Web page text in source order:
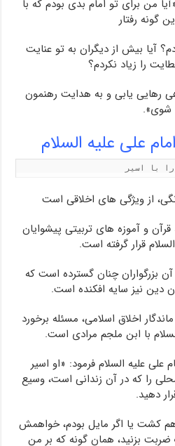
من برای تو امام بدی بودم که با
گونه رفتار
آیا بیش از دیگران به تو عنایت
را زیاد نکردم؟
رهایی یابی و به هدایت رهنمون
شوی».
علی علیه السلام
با اسیر
از ویژگی های اخلاقی است
و آموزه های تربیتی پیشوایان
قرار گرفته است.
بزرگواران چنان گسترده است که
دین نیز سایه افکنده است.
اخلاق اسلامی، مسئله برخورد
با ابن ملجم مرادی است.
علی علیه السلام فرمود: «او اسیر
را که در آن زندانی است، وسیع
دهید.
کشت یا اگر مایل بودم، خواهمش
ضربت بزنید، همان گونه که بر من